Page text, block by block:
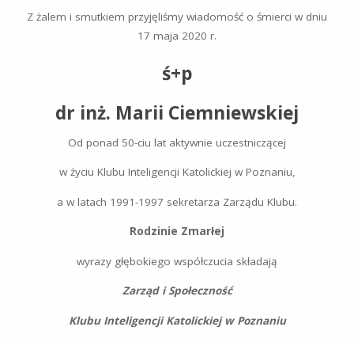
Z żalem i smutkiem przyjęliśmy wiadomość o śmierci w dniu
17 maja 2020 r.
ś+p
dr inż. Marii Ciemniewskiej
Od ponad 50-ciu lat aktywnie uczestniczącej
w życiu Klubu Inteligencji Katolickiej w Poznaniu,
a w latach 1991-1997 sekretarza Zarządu Klubu.
Rodzinie Zmarłej
wyrazy głębokiego współczucia składają
Zarząd i Społeczność
Klubu Inteligencji Katolickiej w Poznaniu